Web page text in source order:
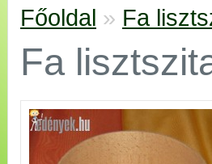
Főoldal » Fa
Fa